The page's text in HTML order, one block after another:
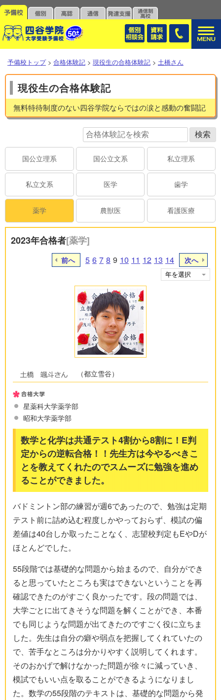
予備校トップ > 合格体験記 > 現役生の合格体験記 > 土橋さん
現役生の合格体験記
無料特待制度のない四谷学院ならではの涙と感動の奮闘記
国公立理系 国公立文系 私立理系
私立文系 医学 歯学
薬学 農獣医 看護医療
2023年合格者[薬学]
前へ 5 6 7 8 9 10 11 12 13 14 次へ
（都立雪谷）
星薬科大学薬学部
昭和大学薬学部
数学と化学は共通テスト4割から8割に！E判
定からの逆転合格！！先生方は今やるべきこ
とを教えてくれたのでスムーズに勉強を進め
ることができました。
バドミントン部の練習が週6であったので、勉強は定期
テスト前に詰め込む程度しかやっておらず、模試の偏
差値は40台しか取ったことなく、志望校判定もEやDが
ほとんどでした。
55段階では基礎的な問題から始まるので、自分ができ
ると思っていたところも実はできないということを再
確認できたのがすごく良かったです。段の問題では、
大学ごとに出てきそうな問題を解くことができ、本番
でも同じような問題が出てきたのですごく役に立ちま
した。先生は自分の癖や弱点を把握してくれていたの
で、苦手なところは分かりやすく説明してくれます。
そのおかげで解けなかった問題が徐々に減っていき、
模試でもいい点を取ることができるようになりまし
た。数学の55段階のテキストは、基礎的な問題から発